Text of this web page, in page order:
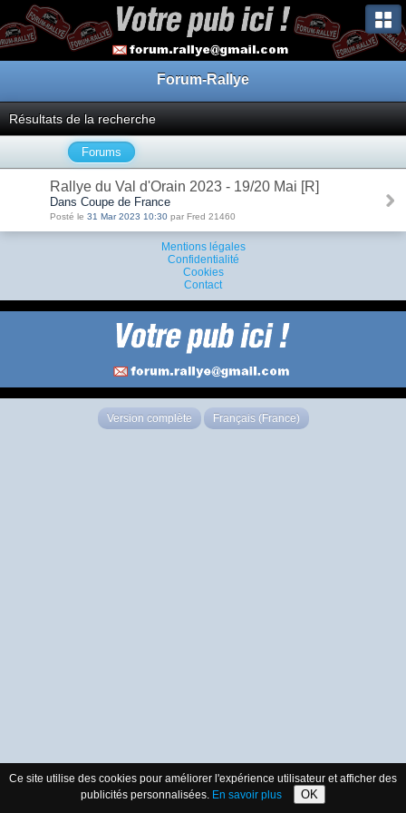
Forum-Rallye
Résultats de la recherche
Forums
Rallye du Val d'Orain 2023 - 19/20 Mai [R]
Dans Coupe de France
Posté le 31 Mar 2023 10:30 par Fred 21460
Mentions légales
Confidentialité
Cookies
Contact
Version complète Français (France)
Ce site utilise des cookies pour améliorer l'expérience utilisateur et afficher des
publicités personnalisées. En savoir plus OK